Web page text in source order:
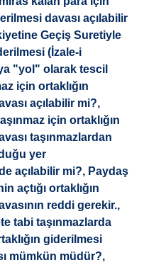
davası açılabilir
Geçiş Suretiyle
(İzale-i
"yol" olarak tescil
için ortaklığın
açılabilir mi?,
için ortaklığın
taşınmazlardan
yer
açılabilir mi?, Paydaş
açtığı ortaklığın
reddi gerekir.,
tabi taşınmazlarda
giderilmesi
mümkün müdür?,